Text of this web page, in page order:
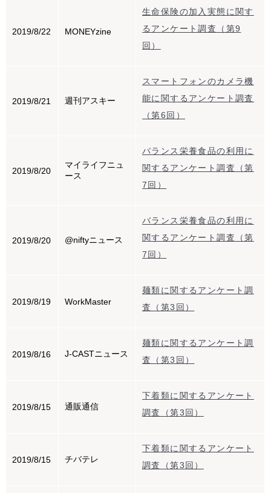
2019/8/22 MONEYzine
生命保険の加入実態に関す
るアンケート調査（第9
回）
2019/8/21 週刊アスキー
スマートフォンのカメラ機
能に関するアンケート調査
（第6回）
2019/8/20
マイライフニュ
ース
バランス栄養食品の利用に
関するアンケート調査（第
7回）
2019/8/20 @niftyニュース
バランス栄養食品の利用に
関するアンケート調査（第
7回）
2019/8/19 WorkMaster
麺類に関するアンケート調
査（第3回）
2019/8/16 J-CASTニュース
麺類に関するアンケート調
査（第3回）
2019/8/15 通販通信
下着類に関するアンケート
調査（第3回）
2019/8/15 チバテレ
下着類に関するアンケート
調査（第3回）